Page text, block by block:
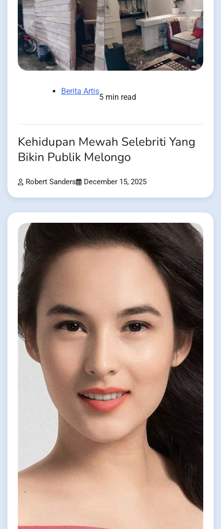
Berita Artis
5 min read
Kehidupan Mewah Selebriti Yang
Bikin Publik Melongo
Robert Sanders December 15, 2025